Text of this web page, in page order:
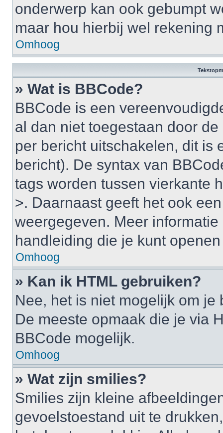
onderwerp kan ook gebumpt
maar hou hierbij wel rekening
Omhoog
» Wat is BBCode?
BBCode is een
al dan niet toegestaan door
per bericht uitschakelen, dit is
bericht). De syntax van
tags worden tussen vierkante
>. Daarnaast geeft het ook
weergegeven. Meer
handleiding die je kunt
Omhoog
» Kan ik HTML gebruiken?
Nee, het is niet mogelijk om
De meeste opmaak die je via
BBCode mogelijk.
Omhoog
» Wat zijn smilies?
Smilies zijn kleine
gevoelstoestand uit te